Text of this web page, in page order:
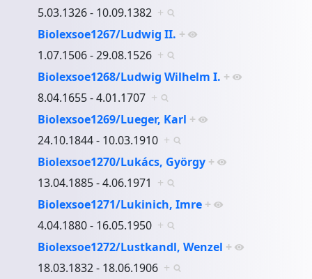
5.03.1326 - 10.09.1382 +
Biolexsoe1267/Ludwig II. +
1.07.1506 - 29.08.1526 +
Biolexsoe1268/Ludwig Wilhelm I. +
8.04.1655 - 4.01.1707 +
Biolexsoe1269/Lueger, Karl +
24.10.1844 - 10.03.1910 +
Biolexsoe1270/Lukács, György +
13.04.1885 - 4.06.1971 +
Biolexsoe1271/Lukinich, Imre +
4.04.1880 - 16.05.1950 +
Biolexsoe1272/Lustkandl, Wenzel +
18.03.1832 - 18.06.1906 +